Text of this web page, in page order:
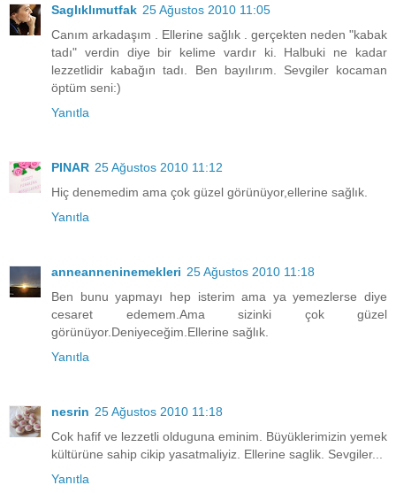
Saglıklımutfak 25 Ağustos 2010 11:05
Canım arkadaşım . Ellerine sağlık . gerçekten neden "kabak
tadı" verdin diye bir kelime vardır ki. Halbuki ne kadar
lezzetlidir kabağın tadı. Ben bayılırım. Sevgiler kocaman
öptüm seni:)
Yanıtla
PINAR 25 Ağustos 2010 11:12
Hiç denemedim ama çok güzel görünüyor,ellerine sağlık.
Yanıtla
anneanneninemekleri 25 Ağustos 2010 11:18
Ben bunu yapmayı hep isterim ama ya yemezlerse diye
cesaret edemem.Ama sizinki çok güzel
görünüyor.Deniyeceğim.Ellerine sağlık.
Yanıtla
nesrin 25 Ağustos 2010 11:18
Cok hafif ve lezzetli olduguna eminim. Büyüklerimizin yemek
kültürüne sahip cikip yasatmaliyiz. Ellerine saglik. Sevgiler...
Yanıtla